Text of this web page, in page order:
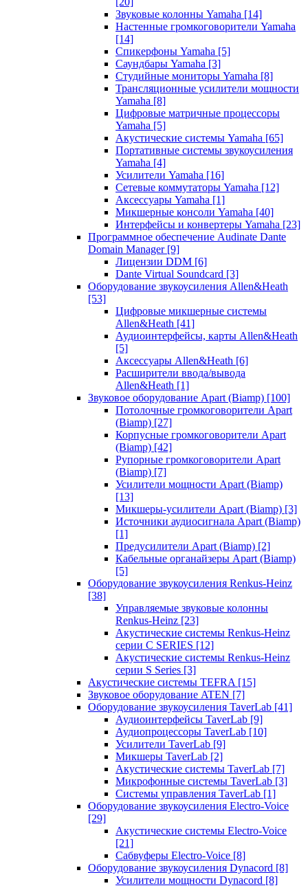
Звуковые колонны Yamaha [14]
Настенные громкоговорители Yamaha
[14]
Спикерфоны Yamaha [5]
Саундбары Yamaha [3]
Студийные мониторы Yamaha [8]
Трансляционные усилители мощности
Yamaha [8]
Цифровые матричные процессоры
Yamaha [5]
Акустические системы Yamaha [65]
Портативные системы звукоусиления
Yamaha [4]
Усилители Yamaha [16]
Сетевые коммутаторы Yamaha [12]
Аксессуары Yamaha [1]
Микшерные консоли Yamaha [40]
Интерфейсы и конвертеры Yamaha [23]
Программное обеспечение Audinate Dante
Domain Manager [9]
Лицензии DDM [6]
Dante Virtual Soundcard [3]
Оборудование звукоусиления Allen&Heath
[53]
Цифровые микшерные системы
Allen&Heath [41]
Аудиоинтерфейсы, карты Allen&Heath
[5]
Аксессуары Allen&Heath [6]
Расширители ввода/вывода
Allen&Heath [1]
Звуковое оборудование Apart (Biamp) [100]
Потолочные громкоговорители Apart
(Biamp) [27]
Корпусные громкоговорители Apart
(Biamp) [42]
Рупорные громкоговорители Apart
(Biamp) [7]
Усилители мощности Apart (Biamp)
[13]
Микшеры-усилители Apart (Biamp) [3]
Источники аудиосигнала Apart (Biamp)
[1]
Предусилители Apart (Biamp) [2]
Кабельные органайзеры Apart (Biamp)
[5]
Оборудование звукоусиления Renkus-Heinz
[38]
Управляемые звуковые колонны
Renkus-Heinz [23]
Акустические системы Renkus-Heinz
серии C SERIES [12]
Акустические системы Renkus-Heinz
серии S Series [3]
Акустические системы TEFRA [15]
Звуковое оборудование ATEN [7]
Оборудование звукоусиления TaverLab [41]
Аудиоинтерфейсы TaverLab [9]
Аудиопроцессоры TaverLab [10]
Усилители TaverLab [9]
Микшеры TaverLab [2]
Акустические системы TaverLab [7]
Микрофонные системы TaverLab [3]
Системы управления TaverLab [1]
Оборудование звукоусиления Electro-Voice
[29]
Акустические системы Electro-Voice
[21]
Сабвуферы Electro-Voice [8]
Оборудование звукоусиления Dynacord [8]
Усилители мощности Dynacord [8]